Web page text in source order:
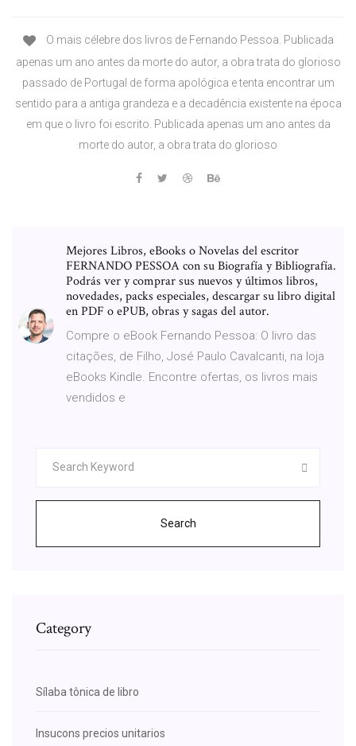
O mais célebre dos livros de Fernando Pessoa. Publicada
apenas um ano antes da morte do autor, a obra trata do glorioso
passado de Portugal de forma apológica e tenta encontrar um
sentido para a antiga grandeza e a decadência existente na época
em que o livro foi escrito. Publicada apenas um ano antes da
morte do autor, a obra trata do glorioso
Mejores Libros, eBooks o Novelas del escritor
FERNANDO PESSOA con su Biografía y Bibliografía.
Podrás ver y comprar sus nuevos y últimos libros,
novedades, packs especiales, descargar su libro digital
en PDF o ePUB, obras y sagas del autor.
Compre o eBook Fernando Pessoa: O livro das
citações, de Filho, José Paulo Cavalcanti, na loja
eBooks Kindle. Encontre ofertas, os livros mais
vendidos e
Search
Category
Sílaba tônica de libro
Insucons precios unitarios